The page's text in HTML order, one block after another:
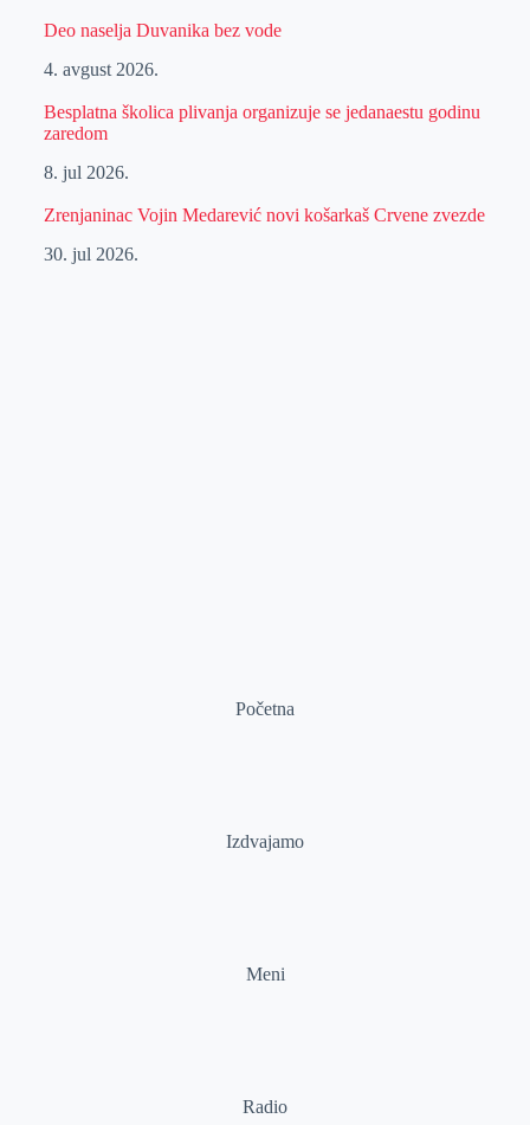
Deo naselja Duvanika bez vode
4. avgust 2026.
Besplatna školica plivanja organizuje se jedanaestu godinu
zaredom
8. jul 2026.
Zrenjaninac Vojin Medarević novi košarkaš Crvene zvezde
30. jul 2026.
Početna
Izdvajamo
Meni
Radio